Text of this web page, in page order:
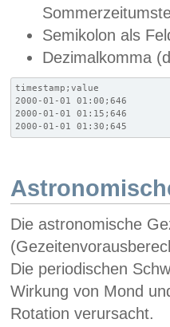
Semikolon als
Dezimalkomma
timestamp;value
2000-01-01 01:00;646
2000-01-01 01:15;646
2000-01-01 01:30;645
Die astronomische
Die periodischen
Wirkung von Mond
Rotation verursacht.